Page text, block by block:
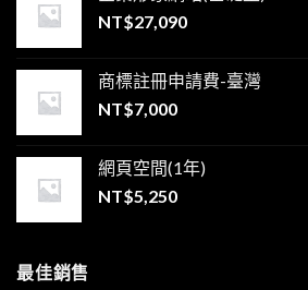
NT$27,090
商標註冊申請費-臺灣
NT$7,000
網頁空間(1年)
NT$5,250
最佳銷售